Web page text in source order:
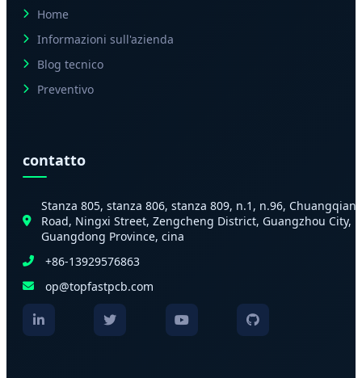
Home
Informazioni sull'azienda
Blog tecnico
Preventivo
contatto
Stanza 805, stanza 806, stanza 809, n.1, n.96,
Road, Ningxi Street, Zengcheng District, Guangzhou City,
Guangdong Province, cina
+86-13929576863
op@topfastpcb.com